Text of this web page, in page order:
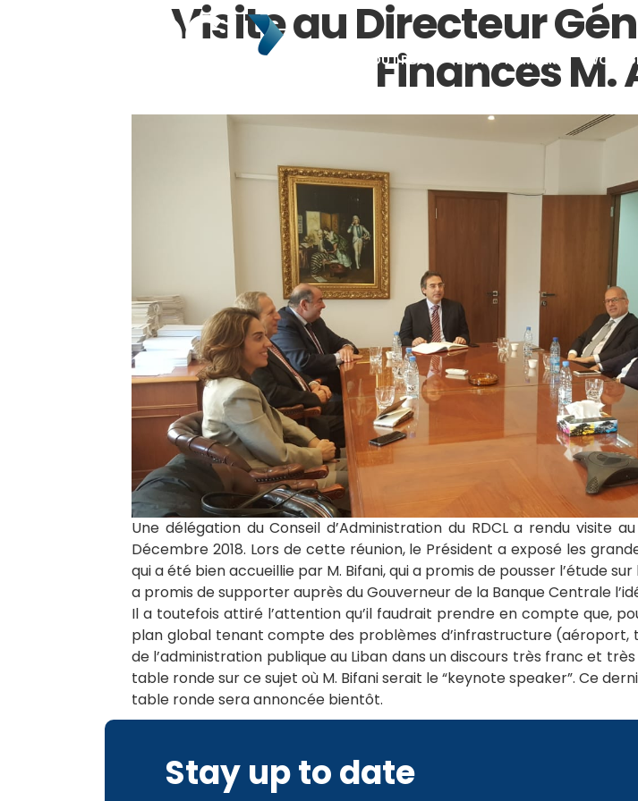
ABOUT RDCL BOARD MEMBERS
Visite au Directeur
Finances M.
Une délégation du Conseil d’Administration du RDCL a rendu visite
Décembre 2018. Lors de cette réunion, le Président a exposé les
qui a été bien accueillie par M. Bifani, qui a promis de pousser l’étude
a promis de supporter auprès du Gouverneur de la Banque Centrale
Il a toutefois attiré l’attention qu’il faudrait prendre en compte que,
plan global tenant compte des problèmes d’infrastructure (aéroport,
de l’administration publique au Liban dans un discours très franc et
table ronde sur ce sujet où M. Bifani serait le “keynote speaker”. Ce
table ronde sera annoncée bientôt.
Stay up to date